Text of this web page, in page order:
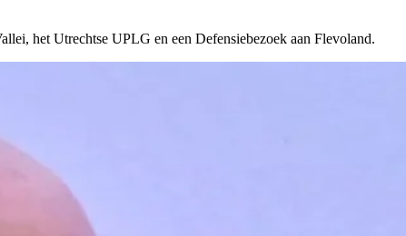
het Utrechtse UPLG en een Defensiebezoek aan Flevoland.